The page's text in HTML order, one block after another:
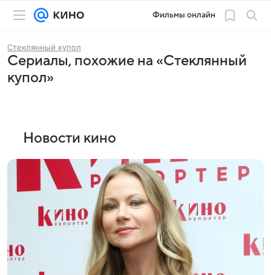
Фильмы онлайн
Стеклянный купол
Сериалы, похожие на «Стеклянный
купол»
Новости кино